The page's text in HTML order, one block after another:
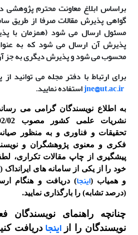
براساس ابلاغ معاونت محترم پژوهشی
گواهی پذیرش مقالات صرفا از طریق
مسئول ارسال می شود (همزمان با
پذیرش آن ارسال می شود که به
محسوب می شود و پذیرش دیگری به جز
برای ارتباط با دفتر مجله می توانید
jne@ut.ac.irاستفاده نمایید.
به اطلاع نویسندگان گرامی می
تحقیقات و فناوری و به منظور
فکری و معنوی پژوهشگران و
پیشگیری از چاپ مقالات تکراری،
خود را از یکی از سامانه های ایرانداک (
و همیاب (اینجا) دریافت و هنگام
(درصد تشابه) را بارگذاری نمایید.
چنانچه راهنمای نویسندگان
نویسندگان را از اینجا دریافت